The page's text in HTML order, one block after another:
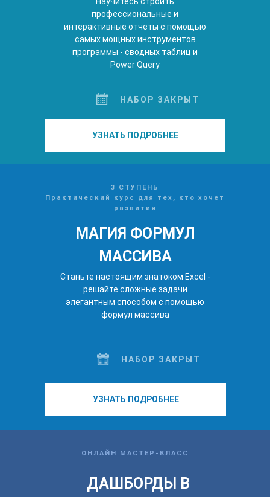
профессиональные и
интерактивные отчеты с помощью
самых мощных инструментов
программы - сводных таблиц и
Power Query
УЗНАТЬ ПОДРОБНЕЕ
НАБОР ЗАКРЫТ
МАГИЯ ФОРМУЛ
МАССИВА
Станьте настоящим знатоком Excel -
решайте сложные задачи
элегантным способом с помощью
формул массива
УЗНАТЬ ПОДРОБНЕЕ
3 СТУПЕНЬ
Практический курс для тех, кто хочет
развития
НАБОР ЗАКРЫТ
ДАШБОРДЫ В
ОНЛАЙН МАСТЕР-КЛАСС